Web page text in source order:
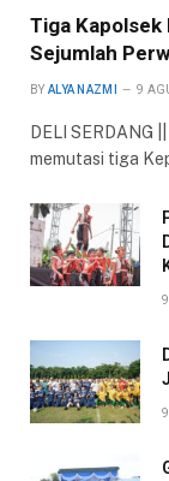
Tiga
Sejumlah
BY ALYA NAZMI 9
DELI SERDANG
memutasi tiga